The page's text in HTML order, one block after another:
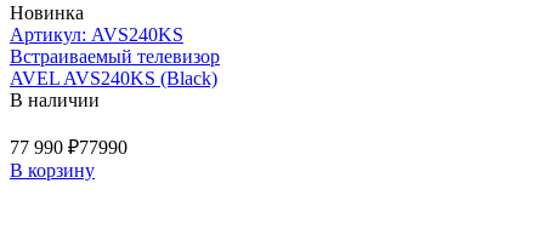
Новинка
Артикул: AVS240KS
Встраиваемый телевизор
AVEL AVS240KS (Black)
В наличии
77 990 ₽77990
В корзину